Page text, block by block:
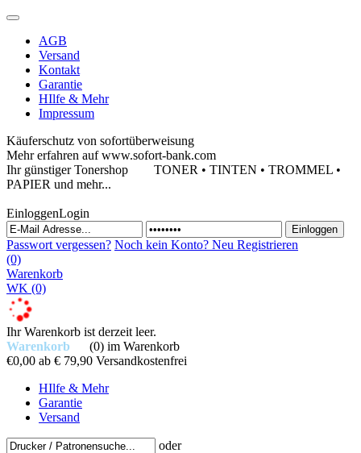
AGB
Versand
Kontakt
Garantie
HIlfe & Mehr
Impressum
Käuferschutz von sofortüberweisung
Mehr erfahren auf www.sofort-bank.com
Ihr günstiger Tonershop TONER • TINTEN • TROMMEL •
PAPIER und mehr...
EinloggenLogin
Passwort vergessen? Noch kein Konto? Neu Registrieren
(0)
Warenkorb
WK (0)
Ihr Warenkorb ist derzeit leer.
Warenkorb
(0) im Warenkorb
€0,00 ab € 79,90 Versandkostenfrei
HIlfe & Mehr
Garantie
Versand
oder